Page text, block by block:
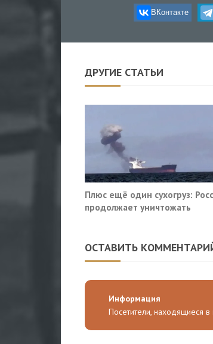
ВКонтакте
ДРУГИЕ СТАТЬИ
Плюс ещё один сухогруз:
продолжает уничтожать
ОСТАВИТЬ
Информация
Посетители, находящиеся в